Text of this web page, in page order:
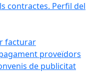
contractes. Perfil del
facturar
proveïdors
de publicitat